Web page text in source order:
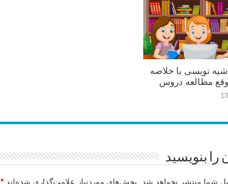
نویسی با خلاصه
مطالعه دروس
را بنویسید
شما منتشر نخواهد شد. بخش‌های موردنیاز علامت‌گذاری شده‌اند*